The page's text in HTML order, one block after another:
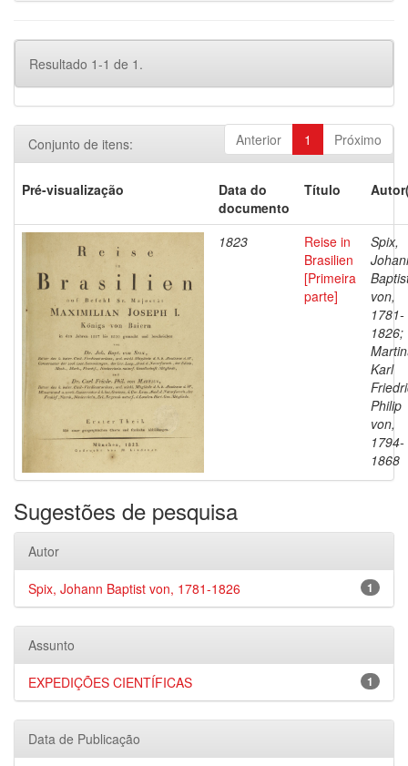
Resultado 1-1 de 1.
Anterior 1 Próximo
Conjunto de itens:
Pré-visualização
Data do
documento
Título
1823
Reise in
Brasilien
[Primeira
parte]
Spix,
von,
1781-
1826;
Karl
Philip
von,
1794-
1868
Sugestões de pesquisa
Autor
1
Spix, Johann Baptist von, 1781-1826
Assunto
1
EXPEDIÇÕES CIENTÍFICAS
Data de Publicação